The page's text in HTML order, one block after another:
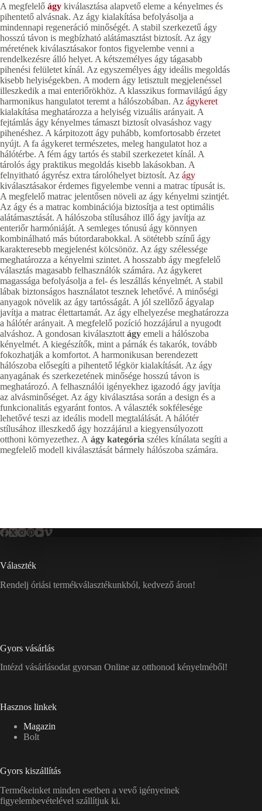
A megfelelő ágy kiválasztása alapvető eleme a kényelmes és
pihentető alvásnak. Az ágy kialakítása befolyásolja a
mindennapi regeneráció minőségét. A stabil szerkezetű ágy
hosszú távon is megbízható alátámasztást biztosít. Az ágy
méretének kiválasztásakor fontos figyelembe venni a
rendelkezésre álló helyet. A kétszemélyes ágy tágasabb
pihenési felületet kínál. Az egyszemélyes ágy ideális megoldás
kisebb helyiségekben. A modern ágy letisztult megjelenéssel
illeszkedik a mai enteriőrökhöz. A klasszikus formavilágú ágy
harmonikus hangulatot teremt a hálószobában. Az ágykeret
kialakítása meghatározza a helyiség vizuális arányait. A
fejtámlás ágy kényelmes támaszt biztosít olvasáshoz vagy
pihenéshez. A kárpitozott ágy puhább, komfortosabb érzetet
nyújt. A fa ágykeret természetes, meleg hangulatot hoz a
hálótérbe. A fém ágy tartós és stabil szerkezetet kínál. A
tárolós ágy praktikus megoldás kisebb lakásokban. A
felnyitható ágyrész extra tárolóhelyet biztosít. Az ágy
kiválasztásakor érdemes figyelembe venni a matrac típusát is.
A megfelelő matrac jelentősen növeli az ágy kényelmi szintjét.
Az ágy és a matrac kombinációja biztosítja a test optimális
alátámasztását. A hálószoba stílusához illő ágy javítja az
enteriőr harmóniáját. A semleges tónusú ágy könnyen
kombinálható más bútordarabokkal. A sötétebb színű ágy
karakteresebb megjelenést kölcsönöz. Az ágy szélessége
meghatározza a kényelmi szintet. A hosszabb ágy megfelelő
választás magasabb felhasználók számára. Az ágykeret
magassága befolyásolja a fel- és leszállás kényelmét. A stabil
lábak biztonságos használatot tesznek lehetővé. A minőségi
anyagok növelik az ágy tartósságát. A jól szellőző ágyalap
javítja a matrac élettartamát. Az ágy elhelyezése meghatározza
a hálótér arányait. A megfelelő pozíció hozzájárul a nyugodt
alváshoz. A gondosan kiválasztott ágy emeli a hálószoba
kényelmét. A kiegészítők, mint a párnák és takarók, tovább
fokozhatják a komfortot. A harmonikusan berendezett
hálószoba elősegíti a pihentető légkör kialakítását. Az ágy
anyagának és szerkezetének minősége hosszú távon is
meghatározó. A felhasználói igényekhez igazodó ágy javítja
az alvásminőséget. Az ágy kiválasztása során a design és a
funkcionalitás egyaránt fontos. A választék sokfélesége
lehetővé teszi az ideális modell megtalálását. A hálótér
stílusához illeszkedő ágy hozzájárul a kiegyensúlyozott
otthoni környezethez. A ágy kategória széles kínálata segíti a
megfelelő modell kiválasztását bármely hálószoba számára.
Választék
Rendelj óriási termékválasztékunkból, kedvező áron!
Gyors vásárlás
Intézd vásárlásodat gyorsan Online az otthonod kényelméből!
Hasznos linkek
Magazin
Bolt
Gyors kiszállítás
Termékeinket minden esetben a vevő igényeinek
figyelembevételével szállítjuk ki.